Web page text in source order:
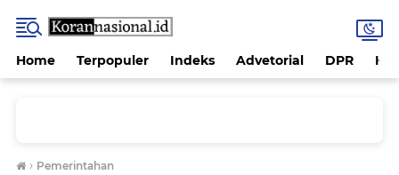
Home Terpopuler Indeks Advetorial DPR
› Pemerintahan